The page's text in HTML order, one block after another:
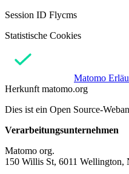
Session ID Flycms
Statistische Cookies
Matomo
Herkunft matomo.org
Dies ist ein Open Source-
Verarbeitungsunternehmen
Matomo org.
150 Willis St, 6011 Wellington,